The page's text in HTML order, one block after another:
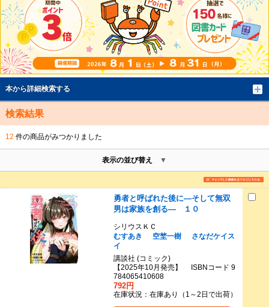
本から詳細検索する
検索結果
12 件の商品がみつかりました
表示の並び替え
勇者と呼ばれた後に―そして無双
男は家族を創る― １０
シリウスＫＣ
むすあき
空埜一樹
さなだケイス
イ
講談社 (コミック)
【2025年10月発売】 ISBNコード 9
784065410608
792円
在庫状況：在庫あり（1～2日で出荷）